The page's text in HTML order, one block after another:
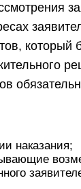
который
наказания;